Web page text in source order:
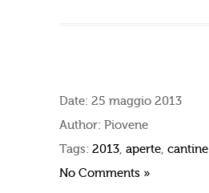
Date: 25 maggio 2013
Author: Piovene
Tags: 2013, aperte, cantine
No Comments »